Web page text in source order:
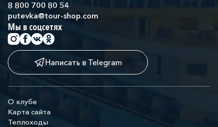
8 800 700 80 54
putevka@tour-shop.com
Мы в соцсетях
Написать в Telegram
О клубе
Карта сайта
Теплоходы